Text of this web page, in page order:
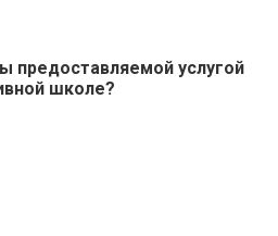
предоставляемой услугой
школе?